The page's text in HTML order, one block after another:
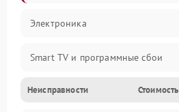
Электроника
Smart TV и программные сбои
Питание и запуск
Неисправности Стоимость